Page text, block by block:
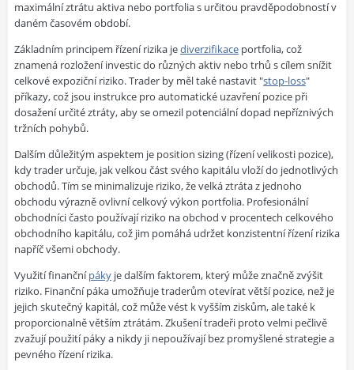
maximální ztrátu aktiva nebo portfolia s určitou pravděpodobností v
daném časovém období.
Základním principem řízení rizika jediverzifikace portfolia, což
znamená rozložení investic do různých aktiv nebo trhů s cílem snížit
celkové expoziční riziko. Trader by měl také nastavit "stop-loss"
příkazy, což jsou instrukce pro automatické uzavření pozice při
dosažení určité ztráty, aby se omezil potenciální dopad nepříznivých
tržních pohybů.
Dalším důležitým aspektem je position sizing (řízení velikosti pozice),
kdy trader určuje, jak velkou část svého kapitálu vloží do jednotlivých
obchodů. Tím se minimalizuje riziko, že velká ztráta z jednoho
obchodu výrazně ovlivní celkový výkon portfolia. Profesionální
obchodníci často používají riziko na obchod v procentech celkového
obchodního kapitálu, což jim pomáhá udržet konzistentní řízení rizika
napříč všemi obchody.
Využití finančnípáky je dalším faktorem, který může značně zvýšit
riziko. Finanční páka umožňuje traderům otevírat větší pozice, než je
jejich skutečný kapitál, což může vést k vyšším ziskům, ale také k
proporcionalně větším ztrátám. Zkušení tradeři proto velmi pečlivě
zvažují použití páky a nikdy ji nepoužívají bez promyšlené strategie a
pevného řízení rizika.